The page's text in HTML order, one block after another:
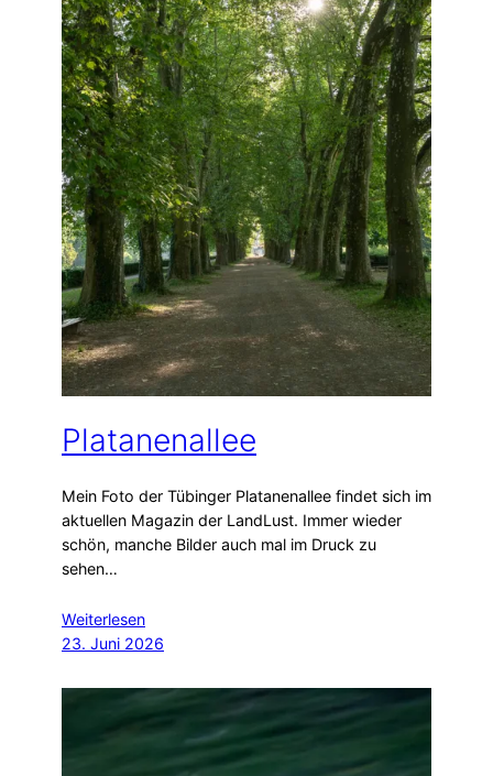
Platanenallee
Mein Foto der Tübinger Platanenallee findet sich im
aktuellen Magazin der LandLust. Immer wieder
schön, manche Bilder auch mal im Druck zu
sehen…
Weiterlesen
23. Juni 2026